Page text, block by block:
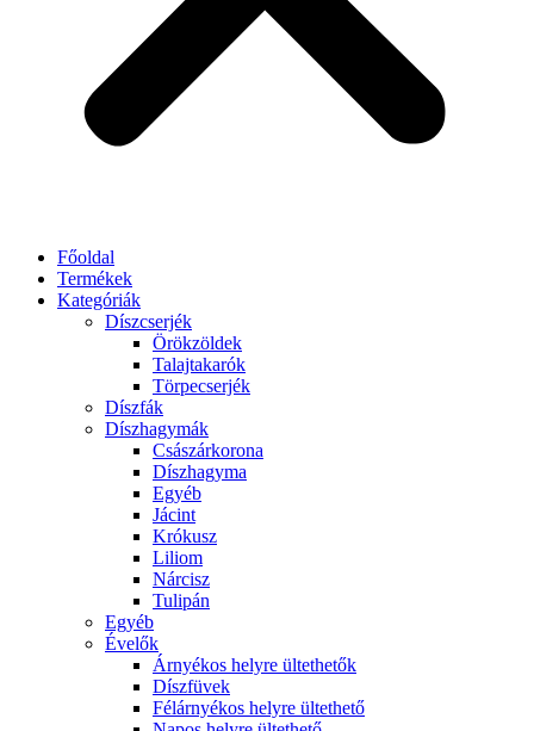
Főoldal
Termékek
Kategóriák
Díszcserjék
Örökzöldek
Talajtakarók
Törpecserjék
Díszfák
Díszhagymák
Császárkorona
Díszhagyma
Egyéb
Jácint
Krókusz
Liliom
Nárcisz
Tulipán
Egyéb
Évelők
Árnyékos helyre ültethetők
Díszfüvek
Félárnyékos helyre ültethető